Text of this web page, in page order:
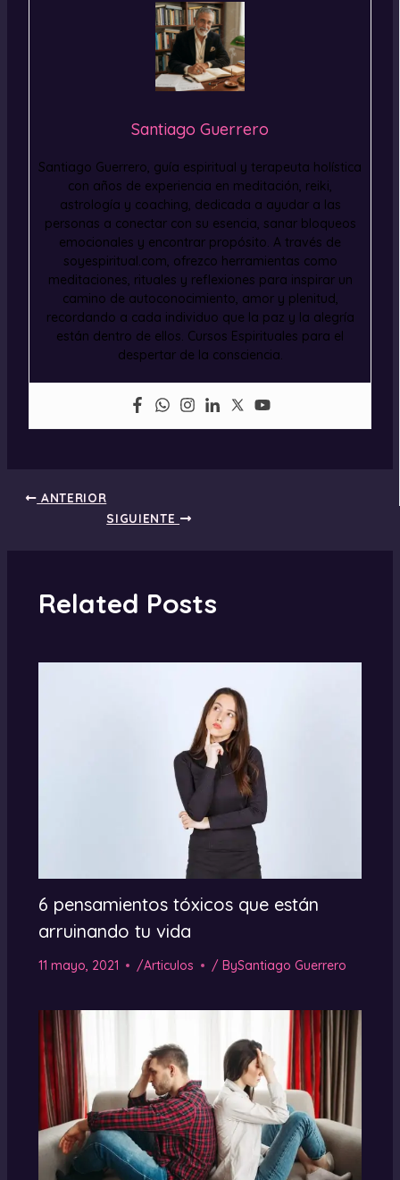
Santiago Guerrero
Santiago Guerrero, guía espiritual y terapeuta holística
con años de experiencia en meditación, reiki,
astrología y coaching, dedicada a ayudar a las
personas a conectar con su esencia, sanar bloqueos
emocionales y encontrar propósito. A través de
soyespiritual.com, ofrezco herramientas como
meditaciones, rituales y reflexiones para inspirar un
camino de autoconocimiento, amor y plenitud,
recordando a cada individuo que la paz y la alegría
están dentro de ellos. Cursos Espirituales para el
despertar de la consciencia.
ANTERIOR
SIGUIENTE
Related Posts
6 pensamientos tóxicos que están
arruinando tu vida
11 mayo, 2021 /Articulos / BySantiago Guerrero